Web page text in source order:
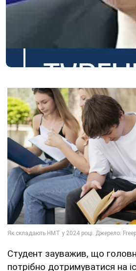
Студент зауважив, що
потрібно дотримуватися на